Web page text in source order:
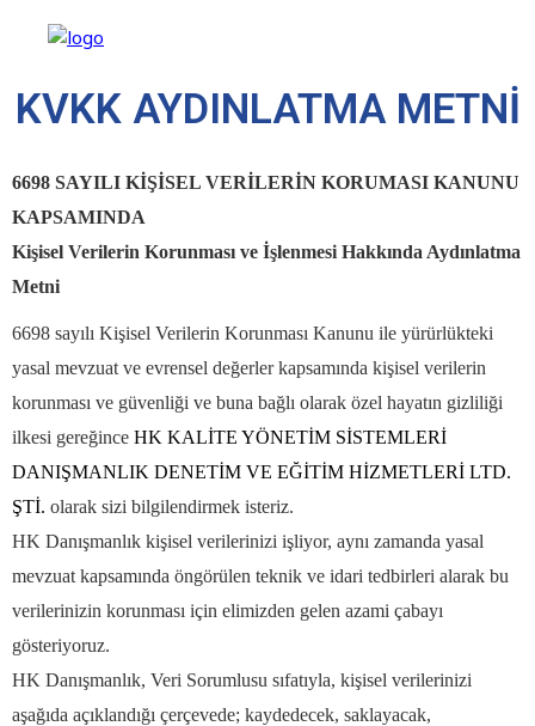
KVKK AYDINLATMA METNİ
6698 SAYILI KİŞİSEL VERİLERİN KORUMASI KANUNU
KAPSAMINDA
Kişisel Verilerin Korunması ve İşlenmesi Hakkında Aydınlatma
Metni
6698 sayılı Kişisel Verilerin Korunması Kanunu ile yürürlükteki
yasal mevzuat ve evrensel değerler kapsamında kişisel verilerin
korunması ve güvenliği ve buna bağlı olarak özel hayatın gizliliği
ilkesi gereğince HK KALİTE YÖNETİM SİSTEMLERİ
DANIŞMANLIK DENETİM VE EĞİTİM HİZMETLERİ LTD.
ŞTİ. olarak sizi bilgilendirmek isteriz.
HK Danışmanlık kişisel verilerinizi işliyor, aynı zamanda yasal
mevzuat kapsamında öngörülen teknik ve idari tedbirleri alarak bu
verilerinizin korunması için elimizden gelen azami çabayı
gösteriyoruz.
HK Danışmanlık, Veri Sorumlusu sıfatıyla, kişisel verilerinizi
aşağıda açıklandığı çerçevede; kaydedecek, saklayacak,